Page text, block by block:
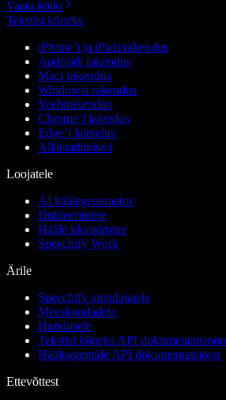
Vaata kõiki
Tekstist kõneks
iPhone’i ja iPadi rakendus
Androidi rakendus
Maci rakendus
Windowsi rakendus
Veebirakendus
Chrome’i laiendus
Edge’i laiendus
Allalaadimised
Loojatele
AI häälegeneraator
Dubleerimine
Hääle kloonimine
Speechify Work
Ärile
Speechify arendajatele
Meeskondadele
Haridusele
Tekstist kõneks API dokumentatsioon
Hääleagentide API dokumentatsioon
Ettevõttest